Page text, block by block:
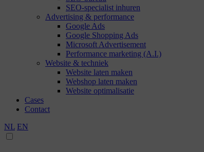
SEO-specialist inhuren
Advertising & performance
Google Ads
Google Shopping Ads
Microsoft Advertisement
Performance marketing (A.I.)
Website & techniek
Website laten maken
Webshop laten maken
Website optimalisatie
Cases
Contact
NL EN